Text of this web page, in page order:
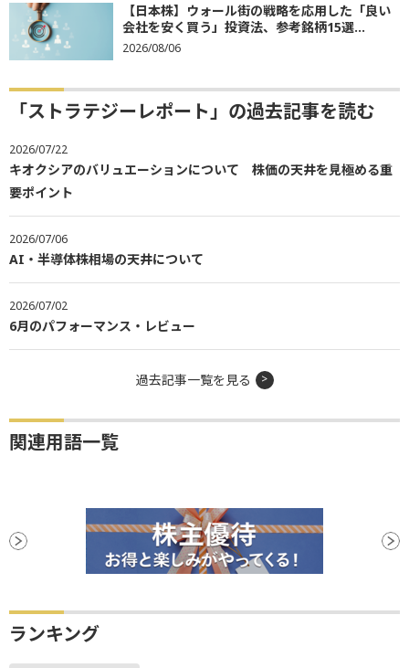
【日本株】ウォール街の戦略を応用した「良い
会社を安く買う」投資法、参考銘柄15選...
2026/08/06
「ストラテジーレポート」の過去記事を読む
2026/07/22
キオクシアのバリュエーションについて 株価の天井を見極める重
要ポイント
2026/07/06
AI・半導体株相場の天井について
2026/07/02
6月のパフォーマンス・レビュー
過去記事一覧を見る
関連用語一覧
ランキング